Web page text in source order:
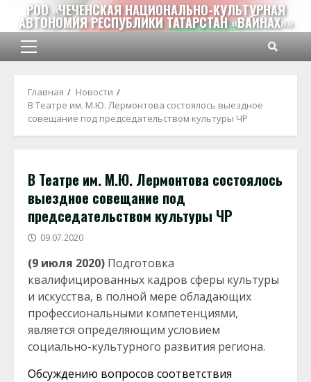
Перейти
содержимому
РОО «ЧЕЧЕНСКАЯ НАЦИОНАЛЬНО-КУЛЬТУРНАЯ
АВТОНОМИЯ РЕСПУБЛИКИ ТАТАРСТАН «ВАЙНАХ»»
Основное
Главная
Новости
В Театре им. М.Ю. Лермонтова состоялось выездное
совещание под председательством культуры ЧР
В Театре им. М.Ю. Лермонтова состоялось
выездное совещание под
председательством культуры ЧР
09.07.2020
(9 июля 2020) Подготовка
квалифицированных кадров сферы культуры
и искусства, в полной мере обладающих
профессиональными компетенциями,
является определяющим условием
социально-культурного развития региона.
Обсуждению вопросов соответствия